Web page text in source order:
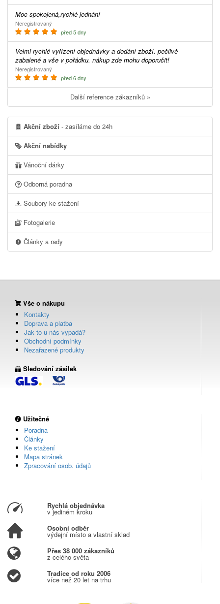
Moc spokojená,rychlé jednání
Neregistrovaný
před 5 dny
Velmi rychlé vyřízení objednávky a dodání zboží. pečlivě
zabalené a vše v pořádku. nákup zde mohu doporučit!
Neregistrovaný
před 6 dny
Další reference zákazníků »
Akční zboží - zasíláme do 24h
Akční nabídky
Vánoční dárky
Odborná poradna
Soubory ke stažení
Fotogalerie
Články a rady
Vše o nákupu
Kontakty
Doprava a platba
Jak to u nás vypadá?
Obchodní podmínky
Nezařazené produkty
Sledování zásilek
Užitečné
Poradna
Články
Ke stažení
Mapa stránek
Zpracování osob. údajů
Rychlá objednávka
v jediném kroku
Osobní odběr
výdejní místo a vlastní sklad
Přes 38 000 zákazníků
z celého světa
Tradice od roku 2006
více než 20 let na trhu